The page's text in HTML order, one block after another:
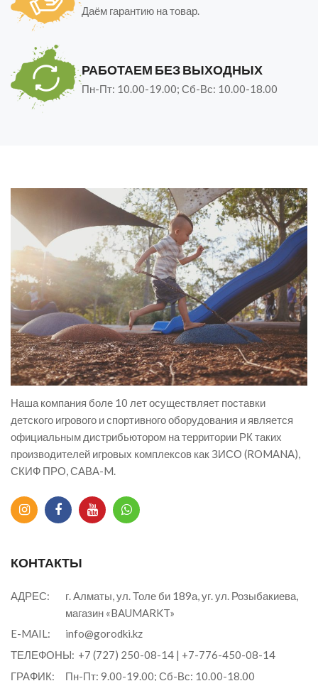
Даём гарантию на товар.
РАБОТАЕМ БЕЗ ВЫХОДНЫХ
Пн-Пт: 10.00-19.00; Сб-Вс: 10.00-18.00
Наша компания боле 10 лет осуществляет поставки
детского игрового и спортивного оборудования и является
официальным дистрибьютором на территории РК таких
производителей игровых комплексов как ЗИСО (ROMANA),
СКИФ ПРО, САВА-M.
КОНТАКТЫ
АДРЕС:
г. Алматы, ул. Толе би 189а, уг. ул. Розыбакиева,
магазин «BAUMARKT»
E-MAIL:
info@gorodki.kz
ТЕЛЕФОНЫ: +7 (727) 250-08-14 | +7-776-450-08-14
ГРАФИК:
Пн-Пт: 9.00-19.00; Сб-Вс: 10.00-18.00